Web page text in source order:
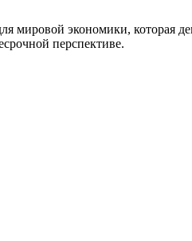
мировой экономики, которая
перспективе.